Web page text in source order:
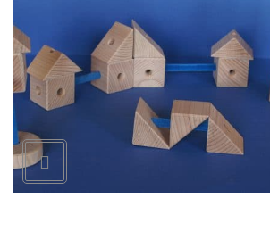
Weihnachtskrippe
Weihnachtsengel
Bergmann
Räuchermann